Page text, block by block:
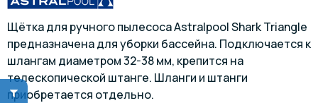
Щётка для ручного пылесоса Astralpool Shark Triangle
предназначена для уборки бассейна. Подключается к
шлангам диаметром 32-38 мм, крепится на
телескопической штанге. Шланги и штанги
приобретается отдельно.